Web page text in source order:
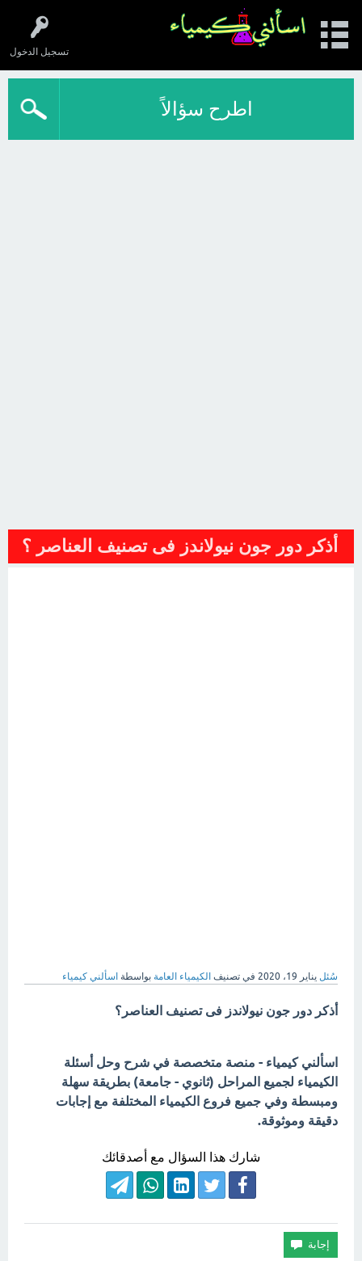
تسجيل الدخول
اطرح سؤالاً
أذكر دور جون نيولاندز فى تصنيف العناصر ؟
سُئل يناير 19، 2020 في تصنيف الكيمياء العامة بواسطة اسألني كيمياء
أذكر دور جون نيولاندز فى تصنيف العناصر؟
اسألني كيمياء - منصة متخصصة في شرح وحل أسئلة
الكيمياء لجميع المراحل (ثانوي - جامعة) بطريقة سهلة
ومبسطة وفي جميع فروع الكيمياء المختلفة مع إجابات
دقيقة وموثوقة.
شارك هذا السؤال مع أصدقائك